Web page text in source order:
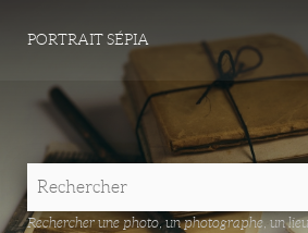
PORTRAIT SÉPIA
Rechercher une photo, un photographe, un